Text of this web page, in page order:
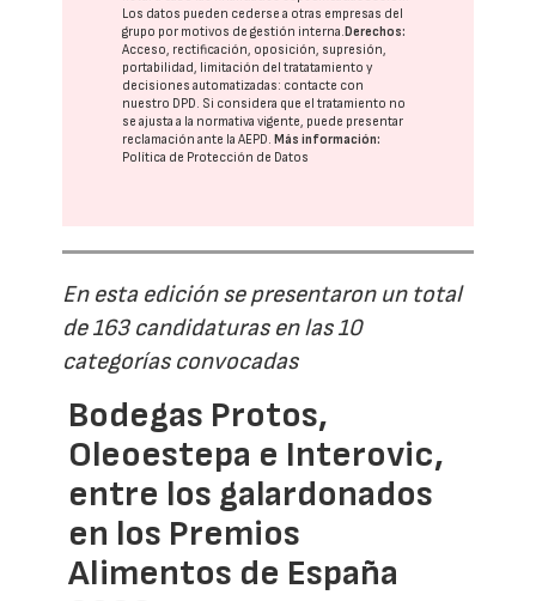
Los datos pueden cederse a otras empresas del
grupo por motivos de gestión interna.Derechos:
Acceso, rectificación, oposición, supresión,
portabilidad, limitación del tratatamiento y
decisiones automatizadas: contacte con
nuestro DPD. Si considera que el tratamiento no
se ajusta a la normativa vigente, puede presentar
reclamación ante laAEPD.Más información:
Política de Protección de Datos
En esta edición se presentaron un total
de 163 candidaturas en las 10
categorías convocadas
Bodegas Protos,
Oleoestepa e Interovic,
entre los galardonados
en los Premios
Alimentos de España